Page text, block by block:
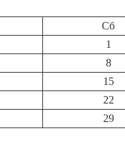
Сб
1
8
15
22
29